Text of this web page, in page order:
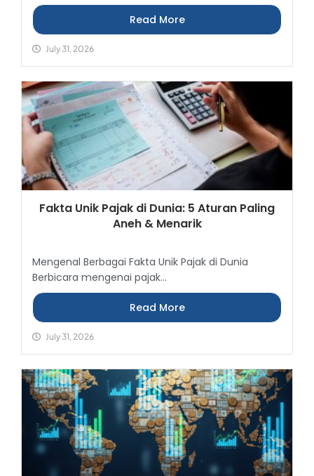
Read More
July 31, 2026
Fakta Unik Pajak di Dunia: 5 Aturan Paling
Aneh & Menarik
Mengenal Berbagai Fakta Unik Pajak di Dunia
Berbicara mengenai pajak...
Read More
July 31, 2026